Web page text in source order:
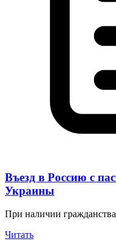
Въезд в Россию с
Украины
При наличии гражданства
Читать